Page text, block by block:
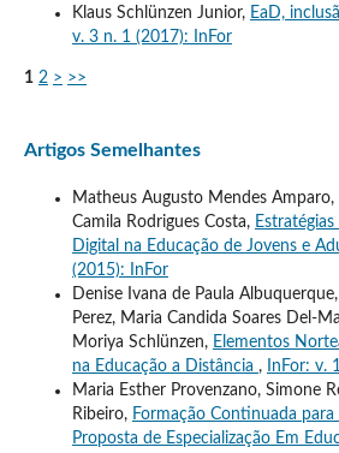
Klaus Schlünzen Junior, EaD,
v. 3 n. 1 (2017): InFor
1 2 > >>
Artigos Semelhantes
Matheus Augusto Mendes Amparo,
Camila Rodrigues Costa,
Digital na Educação de Jovens e
(2015): InFor
Denise Ivana de Paula
Perez, Maria Candida Soares Del-
Moriya Schlünzen, Elementos
na Educação a Distância ,
InFor: v.
Maria Esther Provenzano, Simone
Ribeiro, Formação Continuada
Proposta de Especialização Em